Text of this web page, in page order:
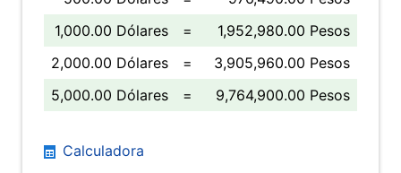
1,000.00 Dólares
=
1,952,980.00 Pesos
2,000.00 Dólares
=
3,905,960.00 Pesos
5,000.00 Dólares
= 9,764,900.00 Pesos
Calculadora